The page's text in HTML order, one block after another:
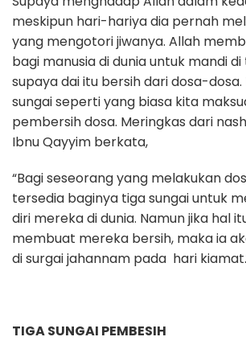
meskipun hari-hariya dia pernah
yang mengotori jiwanya. Allah
bagi manusia di dunia untuk mandi di
supaya dai itu bersih dari dosa-
sungai seperti yang biasa kita
pembersih dosa. Meringkas dari
Ibnu Qayyim berkata,
“Bagi seseorang yang melakukan
tersedia baginya tiga sungai untuk
diri mereka di dunia. Namun jika hal
membuat mereka bersih, maka ia
di surgai jahannam pada hari
TIGA SUNGAI PEMBESIH